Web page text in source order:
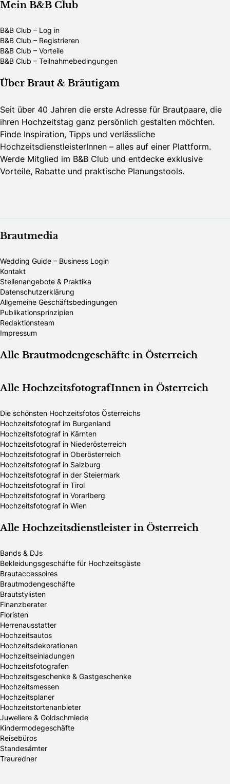
Mein B&B Club
B&B Club – Log in
B&B Club – Registrieren
B&B Club – Vorteile
B&B Club – Teilnahmebedingungen
Über Braut & Bräutigam
Seit über 40 Jahren die erste Adresse für Brautpaare, die
ihren Hochzeitstag ganz persönlich gestalten möchten.
Finde Inspiration, Tipps und verlässliche
HochzeitsdienstleisterInnen – alles auf einer Plattform.
Werde Mitglied im B&B Club und entdecke exklusive
Vorteile, Rabatte und praktische Planungstools.
Brautmedia
Wedding Guide – Business Login
Kontakt
Stellenangebote & Praktika
Datenschutzerklärung
Allgemeine Geschäftsbedingungen
Publikationsprinzipien
Redaktionsteam
Impressum
Alle Brautmodengeschäfte in Österreich
Alle HochzeitsfotografInnen in Österreich
Die schönsten Hochzeitsfotos Österreichs
Hochzeitsfotograf im Burgenland
Hochzeitsfotograf in Kärnten
Hochzeitsfotograf in Niederösterreich
Hochzeitsfotograf in Oberösterreich
Hochzeitsfotograf in Salzburg
Hochzeitsfotograf in der Steiermark
Hochzeitsfotograf in Tirol
Hochzeitsfotograf in Vorarlberg
Hochzeitsfotograf in Wien
Alle Hochzeitsdienstleister in Österreich
Bands & DJs
Bekleidungsgeschäfte für Hochzeitsgäste
Brautaccessoires
Brautmodengeschäfte
Brautstylisten
Finanzberater
Floristen
Herrenausstatter
Hochzeitsautos
Hochzeitsdekorationen
Hochzeitseinladungen
Hochzeitsfotografen
Hochzeitsgeschenke & Gastgeschenke
Hochzeitsmessen
Hochzeitsplaner
Hochzeitstortenanbieter
Juweliere & Goldschmiede
Kindermodegeschäfte
Reisebüros
Standesämter
Trauredner